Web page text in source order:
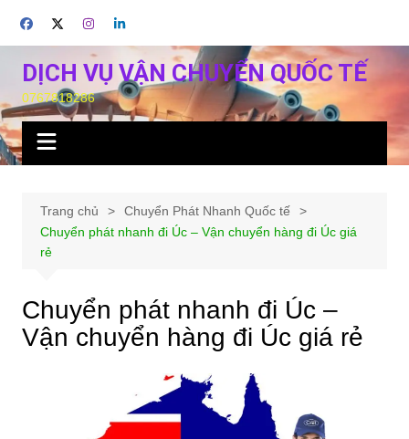
đến
dung
DỊCH VỤ VẬN CHUYỂN QUỐC TẾ
0767818286
Trang chủ
Chuyển Phát Nhanh Quốc tế
Chuyển phát nhanh đi Úc – Vận chuyển hàng đi Úc giá
rẻ
Chuyển phát nhanh đi Úc –
Vận chuyển hàng đi Úc giá rẻ